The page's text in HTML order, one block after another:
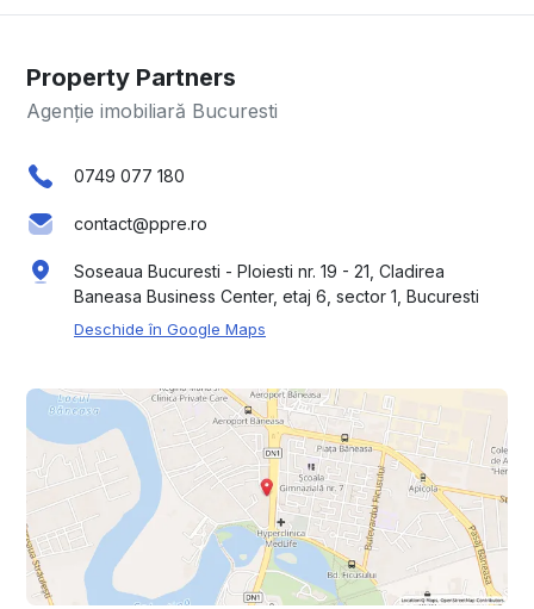
Property Partners
Agenție imobiliară Bucuresti
0749 077 180
contact@ppre.ro
Soseaua Bucuresti - Ploiesti nr. 19 - 21, Cladirea
Baneasa Business Center, etaj 6, sector 1, Bucuresti
Deschide în Google Maps